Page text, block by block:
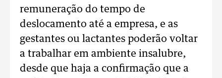
remuneração do tempo de
deslocamento até a empresa, e as
gestantes ou lactantes poderão voltar
a trabalhar em ambiente insalubre,
desde que haja a confirmação que a